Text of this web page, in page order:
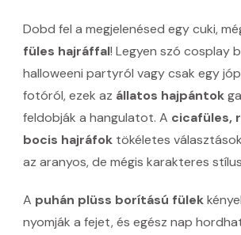
Dobd fel a megjelenésed egy cuki,
füles hajráffal! Legyen szó cosplay
halloweeni partyról vagy csak egy
fotóról, ezek az állatos hajpántok
feldobják a hangulatot. A cicafüles,
bocis hajráfok tökéletes
az aranyos, de mégis karakteres
A puhán plüss borítású fülek
nyomják a fejet, és egész nap